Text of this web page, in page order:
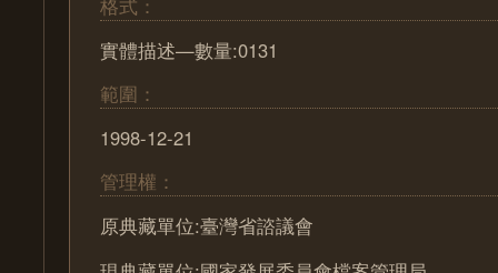
實體描述—數量:0131
範圍：
1998-12-21
管理權：
原典藏單位:臺灣省諮議會